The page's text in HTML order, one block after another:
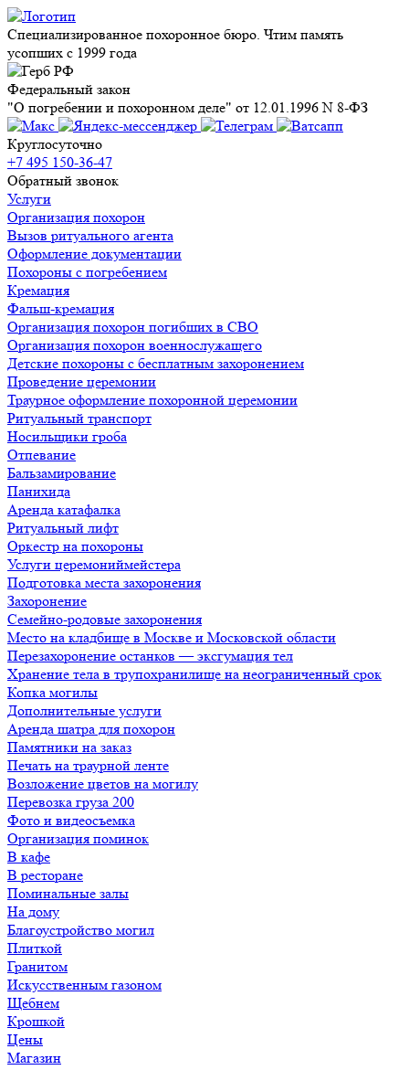
Специализированное похоронное бюро. Чтим память
усопших с 1999 года
Федеральный закон
"О погребении и похоронном деле" от 12.01.1996 N 8-ФЗ
Круглосуточно
+7 495 150-36-47
Обратный звонок
Услуги
Организация похорон
Вызов ритуального агента
Оформление документации
Похороны с погребением
Кремация
Фальш-кремация
Организация похорон погибших в СВО
Организация похорон военнослужащего
Детские похороны с бесплатным захоронением
Проведение церемонии
Траурное оформление похоронной церемонии
Ритуальный транспорт
Носильщики гроба
Отпевание
Бальзамирование
Панихида
Аренда катафалка
Ритуальный лифт
Оркестр на похороны
Услуги церемониймейстера
Подготовка места захоронения
Захоронение
Семейно-родовые захоронения
Место на кладбище в Москве и Московской области
Перезахоронение останков — эксгумация тел
Хранение тела в трупохранилище на неограниченный срок
Копка могилы
Дополнительные услуги
Аренда шатра для похорон
Памятники на заказ
Печать на траурной ленте
Возложение цветов на могилу
Перевозка груза 200
Фото и видеосъемка
Организация поминок
В кафе
В ресторане
Поминальные залы
На дому
Благоустройство могил
Плиткой
Гранитом
Искусственным газоном
Щебнем
Крошкой
Цены
Магазин